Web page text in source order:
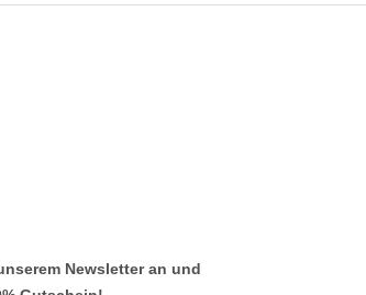
Newsletter an und